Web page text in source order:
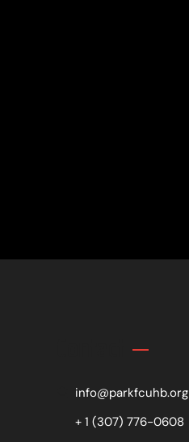
info@parkfcuhb.org
+ 1 (307) 776-0608